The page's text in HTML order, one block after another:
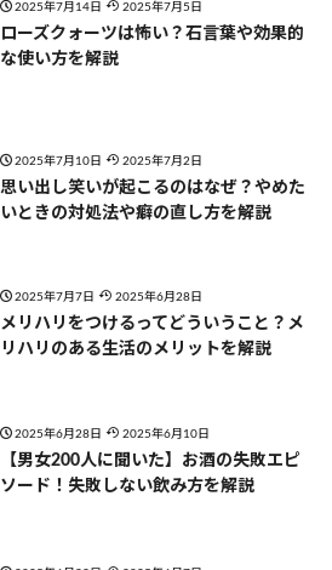
2025年7月14日 2025年7月5日
ローズクォーツは怖い？石言葉や効果的
な使い方を解説
2025年7月10日 2025年7月2日
思い出し笑いが起こるのはなぜ？やめた
いときの対処法や癖の直し方を解説
2025年7月7日 2025年6月28日
メリハリをつけるってどういうこと？メ
リハリのある生活のメリットを解説
2025年6月28日 2025年6月10日
【男女200人に聞いた】お酒の失敗エピ
ソード！失敗しない飲み方を解説